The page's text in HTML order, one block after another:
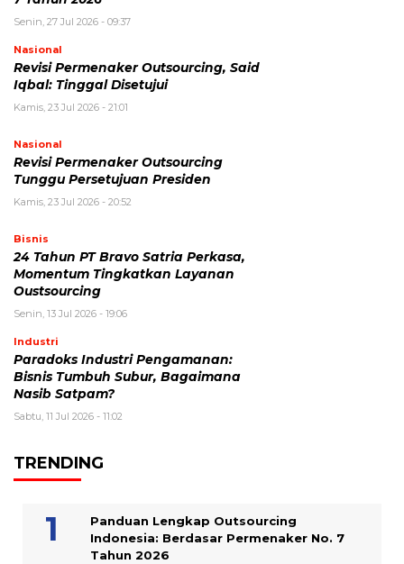
Senin, 27 Jul 2026 - 09:37
Nasional
Revisi Permenaker Outsourcing, Said
Iqbal: Tinggal Disetujui
Kamis, 23 Jul 2026 - 21:01
Nasional
Revisi Permenaker Outsourcing
Tunggu Persetujuan Presiden
Kamis, 23 Jul 2026 - 20:52
Bisnis
24 Tahun PT Bravo Satria Perkasa,
Momentum Tingkatkan Layanan
Oustsourcing
Senin, 13 Jul 2026 - 19:06
Industri
Paradoks Industri Pengamanan:
Bisnis Tumbuh Subur, Bagaimana
Nasib Satpam?
Sabtu, 11 Jul 2026 - 11:02
TRENDING
Panduan Lengkap Outsourcing
Indonesia: Berdasar Permenaker No. 7
Tahun 2026